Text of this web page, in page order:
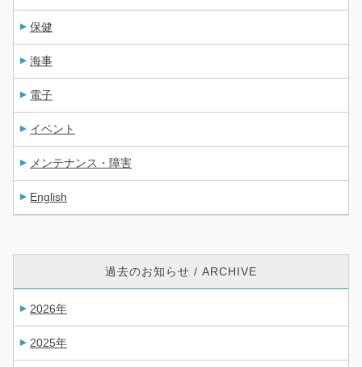
保健
海事
電子
イベント
メンテナンス・障害
English
過去のお知らせ / ARCHIVE
2026年
2025年